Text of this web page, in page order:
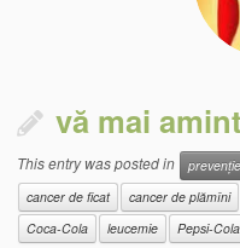
vă mai
This entry was posted in prevenție
cancer de ficat
cancer de plămîni
Coca-Cola
leucemie Pepsi-Cola